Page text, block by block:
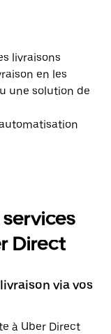
livraisons
en les
une solution de
Direct
via vos
à Uber Direct